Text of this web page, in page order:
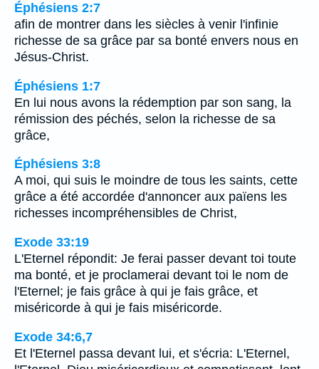
Éphésiens 2:7
afin de montrer dans les siècles à venir l'infinie
richesse de sa grâce par sa bonté envers nous en
Jésus-Christ.
Éphésiens 1:7
En lui nous avons la rédemption par son sang, la
rémission des péchés, selon la richesse de sa
grâce,
Éphésiens 3:8
A moi, qui suis le moindre de tous les saints, cette
grâce a été accordée d'annoncer aux païens les
richesses incompréhensibles de Christ,
Exode 33:19
L'Eternel répondit: Je ferai passer devant toi toute
ma bonté, et je proclamerai devant toi le nom de
l'Eternel; je fais grâce à qui je fais grâce, et
miséricorde à qui je fais miséricorde.
Exode 34:6,7
Et l'Eternel passa devant lui, et s'écria: L'Eternel,